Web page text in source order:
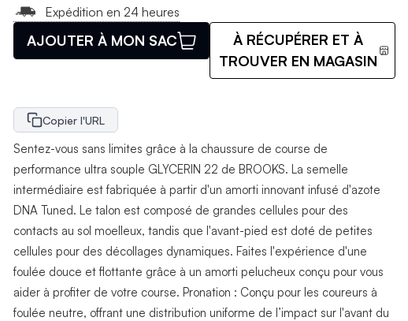
Expédition en 24 heures
AJOUTER À MON SAC
À RÉCUPÉRER ET À
TROUVER EN MAGASIN
Copier l'URL
Sentez-vous sans limites grâce à la chaussure de course de
performance ultra souple GLYCERIN 22 de BROOKS. La semelle
intermédiaire est fabriquée à partir d'un amorti innovant infusé d'azote
DNA Tuned. Le talon est composé de grandes cellules pour des
contacts au sol moelleux, tandis que l'avant-pied est doté de petites
cellules pour des décollages dynamiques. Faites l'expérience d'une
foulée douce et flottante grâce à un amorti pelucheux conçu pour vous
aider à profiter de votre course. Pronation : Conçu pour les coureurs à
foulée neutre, offrant une distribution uniforme de l’impact sur l'avant du